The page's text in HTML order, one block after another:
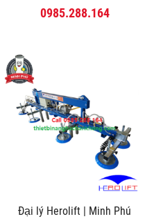
0985.288.164
Đại lý Herolift | Minh Phú